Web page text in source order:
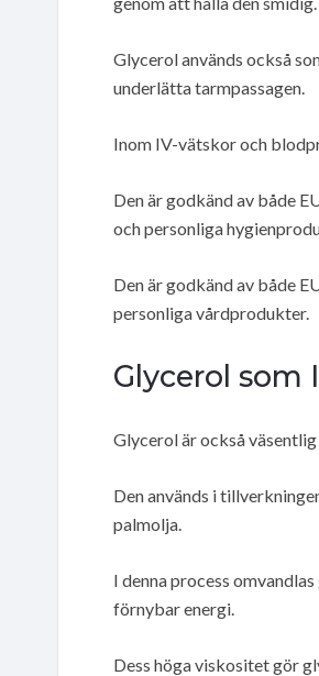
Glycerol används också
underlätta tarmpassagen.
Inom IV-vätskor och
Den är godkänd av både
och personliga
Den är godkänd av både
personliga vårdprodukter.
Glycerol som
Glycerol är också
Den används i
palmolja.
I denna process
förnybar energi.
Dess höga viskositet gör